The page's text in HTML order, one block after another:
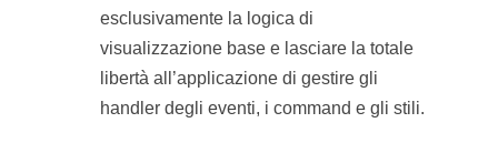
esclusivamente la logica di
visualizzazione base e lasciare la totale
libertà all’applicazione di gestire gli
handler degli eventi, i command e gli stili.